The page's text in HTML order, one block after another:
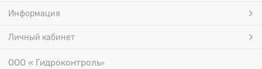
Информация
Личный кабинет
ООО « Гидроконтроль»